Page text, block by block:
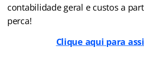
contabilidade geral e custos a
perca!
Clique aqui para